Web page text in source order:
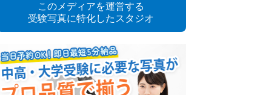
このメディアを運営する
受験写真に特化したスタジオ